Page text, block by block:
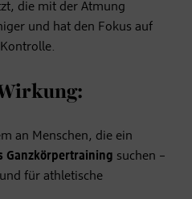
die mit der Atmung
und hat den Fokus auf
an Menschen, die ein
Ganzkörpertraining suchen –
für athletische